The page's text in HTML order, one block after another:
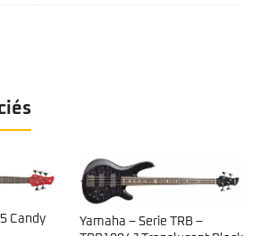
Candy
Yamaha – Serie TRB –